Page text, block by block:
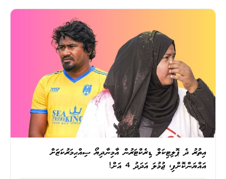
އިތުރު ދެ ޕޮލިޓިކަލް ޑިރެކްޓަރުން އާމިނާދިޔޯ ސިއްޙިމަރުކަޒަށް
އައްޔަންކޮށްފި، ޖުމުލަ އަދަދު 4 އަށް!